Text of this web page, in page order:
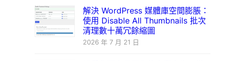
解決 WordPress 媒體庫空間膨脹：
使用 Disable All Thumbnails 批次
清理數十萬冗餘縮圖
2026 年 7 月 21 日